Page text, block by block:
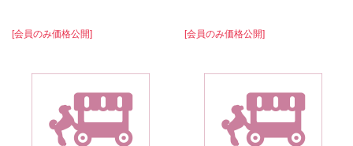
[会員のみ価格公開] [会員のみ価格公開]